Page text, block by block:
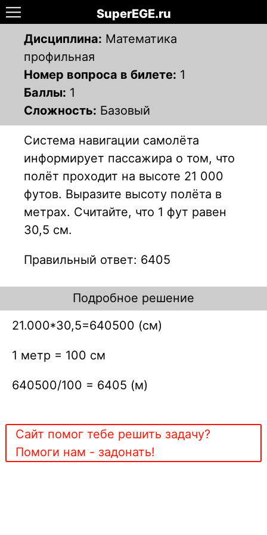
SuperEGE.ru
Дисциплина: Математика
профильная
Номер вопроса в билете: 1
Баллы: 1
Сложность: Базовый
Система навигации самолёта
информирует пассажира о том, что
полёт проходит на высоте 21 000
футов. Выразите высоту полёта в
метрах. Считайте, что 1 фут равен
30,5 см.
Правильный ответ: 6405
Подробное решение
21.000*30,5=640500 (см)
1 метр = 100 см
640500/100 = 6405 (м)
Сайт помог тебе решить задачу?
Помоги нам - задонать!